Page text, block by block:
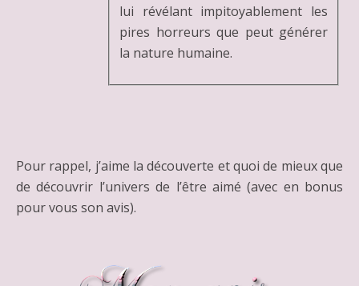
lui révélant impitoyablement les
pires horreurs que peut générer
la nature humaine.
Pour rappel, j’aime la découverte et quoi de mieux que
de découvrir l’univers de l’être aimé (avec en bonus
pour vous son avis).